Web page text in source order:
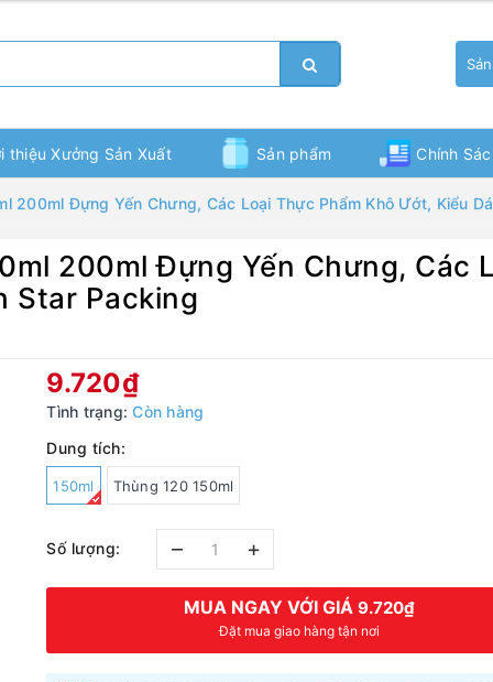
Bạn chưa xem sản phẩm nào
thiệu Xưởng Sản Xuất Sản phẩm Chính
200ml Đựng Yến Chưng, Các Loại Thực Phẩm Khô Ướt, Kiểu
200ml Đựng Yến Chưng, Các
Star Packing
9.720₫
Tình trạng: Còn hàng
Dung tích:
150ml Thùng 120 150ml
Số lượng: – +
MUA NGAY VỚI GIÁ 9.720₫
Đặt mua giao hàng tận nơi